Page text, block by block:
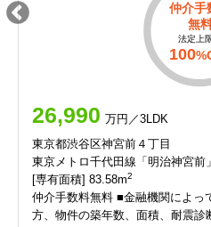
仲介手
無
法定上
100
26,990 万円／3LDK
東京都渋谷区神宮前４丁目
東京メトロ千代田線「明治神宮前
[専有面積] 83.58m2
仲介手数料無料 ■金融機関によっ
方、物件の築年数、面積、耐震